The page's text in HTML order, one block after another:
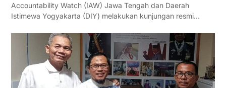
Accountability Watch (IAW) Jawa Tengah dan Daerah
Istimewa Yogyakarta (DIY) melakukan kunjungan resmi…